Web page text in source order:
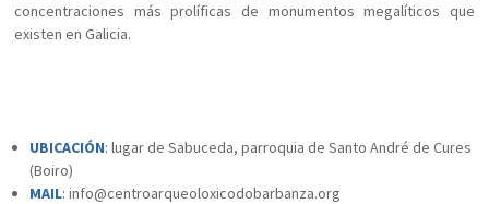
concentraciones más prolíficas de monumentos megalíticos que
existen en Galicia.
UBICACIÓN: lugar de Sabuceda, parroquia de Santo André de Cures
(Boiro)
MAIL:info@centroarqueoloxicodobarbanza.org